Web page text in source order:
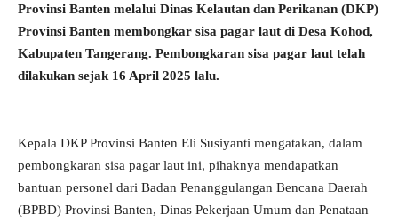
Provinsi Banten melalui Dinas Kelautan dan Perikanan (DKP)
Provinsi Banten membongkar sisa pagar laut di Desa Kohod,
Kabupaten Tangerang. Pembongkaran sisa pagar laut telah
dilakukan sejak 16 April 2025 lalu.
Kepala DKP Provinsi Banten Eli Susiyanti mengatakan, dalam
pembongkaran sisa pagar laut ini, pihaknya mendapatkan
bantuan personel dari Badan Penanggulangan Bencana Daerah
(BPBD) Provinsi Banten, Dinas Pekerjaan Umum dan Penataan